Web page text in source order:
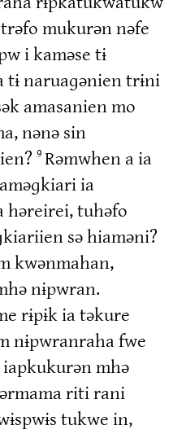
mukurən nəfe
i kaməse tɨ
naruaɡənien trɨni
amasanien mo
nənə sin
9 Rəmwhen a ia
ia
həreirei, tuhəfo
sə hiaməni?
kwənmahan,
nɨpwran.
rɨpɨk ia təkure
nɨpwranraha fwe
iapkukurən mhə
riti rani
tukwe in,